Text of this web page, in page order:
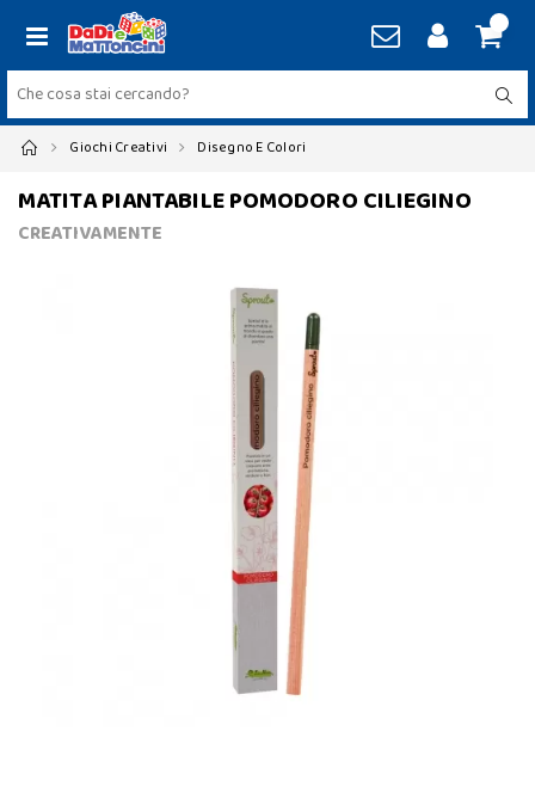
Giochi Creativi Disegno E Colori
MATITA PIANTABILE POMODORO CILIEGINO
CREATIVAMENTE